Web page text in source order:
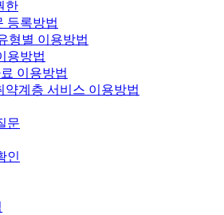
한
등록방법
형별 이용방법
용방법
이용방법
약계층 서비스 이용방법
문
인